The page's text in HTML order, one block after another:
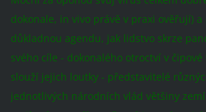
dokonale, in vivo právě v praxi ověřují)
důkladnou agendu, jak lidstvo skrze
svého cíle - dokonalého otroctví v
slouží jejich loutky - představitelé
jednotlivých národních vlád většiny